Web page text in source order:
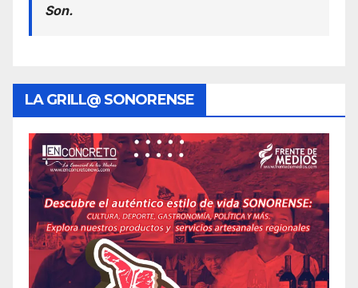
Son.
LA GRILL@ SONORENSE